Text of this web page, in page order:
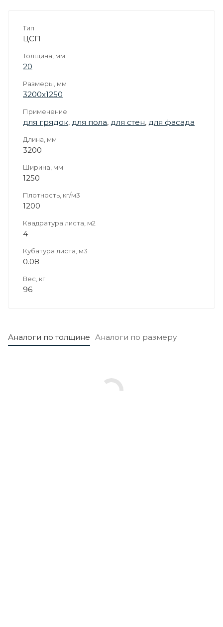
Тип
ЦСП
Толщина, мм
20
Размеры, мм
3200х1250
Применение
для грядок, для пола, для стен, для фасада
Длина, мм
3200
Ширина, мм
1250
Плотность, кг/м3
1200
Квадратура листа, м2
4
Кубатура листа, м3
0.08
Вес, кг
96
Аналоги по толщине Аналоги по размеру